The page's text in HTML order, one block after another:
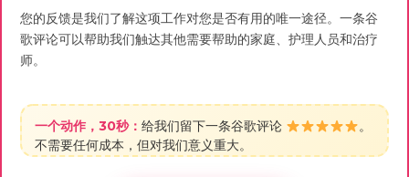
您的反馈是我们了解这项工作对您是否有用的唯一途径。一条谷
歌评论可以帮助我们触达其他需要帮助的家庭、护理人员和治疗
师。
一个动作，30秒： 给我们留下一条谷歌评论
。
不需要任何成本，但对我们意义重大。